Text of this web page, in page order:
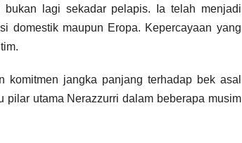
bukan lagi sekadar pelapis. Ia telah menjadi
domestik maupun Eropa. Kepercayaan yang
komitmen jangka panjang terhadap bek asal
pilar utama Nerazzurri dalam beberapa musim